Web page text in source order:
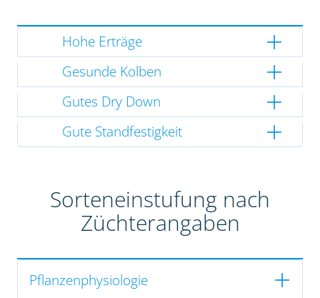
Hohe Erträge
Gesunde Kolben
Gutes Dry Down
Gute Standfestigkeit
Sorteneinstufung nach
Züchterangaben
Pflanzenphysiologie